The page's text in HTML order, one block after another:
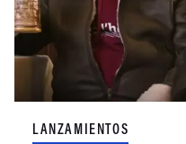
LANZAMIENTOS